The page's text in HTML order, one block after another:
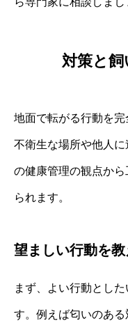
対策と
地面で転がる行動を完
不衛生な場所や他人
の健康管理の観点か
られます。
望ましい行動を
まず、よい行動とし
す。例えば匂いのあ